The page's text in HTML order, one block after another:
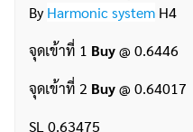
By Harmonic system H4
จุดเข้าที่ 1 Buy@ 0.6446
จุดเข้าที่ 2 Buy@ 0.64017
SL 0.63475